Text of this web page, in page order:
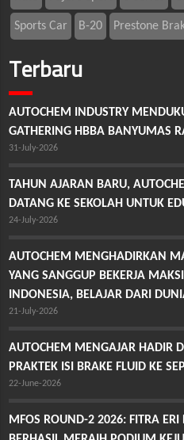
Sports Car B-20 Prestone
Terbaru
AUTOCHEM INDUSTRY
GATHERING HBBA BANYUMAS
31-July-2026
TAHUN AJARAN BARU,
DATANG KE SEKOLAH UNTUK
24-July-2026
AUTOCHEM MENGHADIRKAN
YANG SANGGUP BEKERJA
INDONESIA, BELAJAR DARI
21-July-2026
AUTOCHEM MENGAJAR HADIR
PRAKTEK ISI BRAKE FLUID KE
22-June-2026
MFOS ROUND-2 2026: FITRA